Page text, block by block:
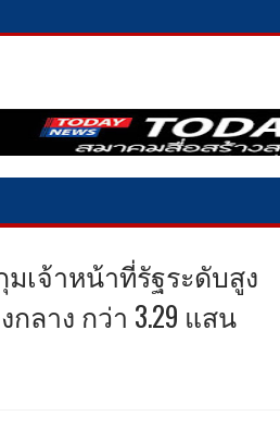
เจ้าหน้าที่รัฐระดับสูง
ลาง กว่า 3.29 แสน